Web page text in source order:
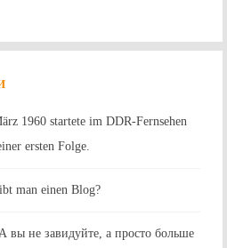
1960 startete im DDR-Fernsehen
ersten Folge.
man einen Blog?
вы не завидуйте, а просто больше